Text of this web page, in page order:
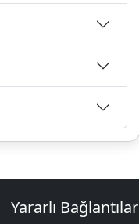
Yararlı Bağlantılar